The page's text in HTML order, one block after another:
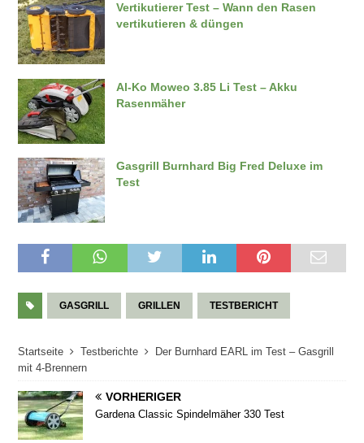
Vertikutierer Test – Wann den Rasen
vertikutieren & düngen
Al-Ko Moweo 3.85 Li Test – Akku
Rasenmäher
Gasgrill Burnhard Big Fred Deluxe im
Test
GASGRILL GRILLEN TESTBERICHT
Startseite Testberichte
Der Burnhard EARL im Test – Gasgrill
mit 4-Brennern
VORHERIGER
Gardena Classic Spindelmäher 330 Test